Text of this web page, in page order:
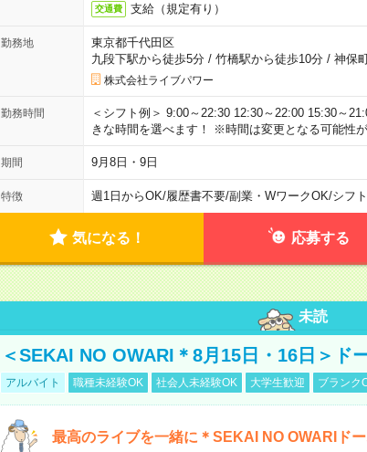
交通費 支給（規定有り）
勤務地
東京都千代田区
九段下駅から徒歩5分/ 竹橋駅から徒歩10分/ 神保
株式会社ライブパワー
勤務時間
＜シフト例＞ 9:00～22:30 12:30～22:00 15:30～
きな時間を選べます！ ※時間は変更となる可能性
期間 9月8日・9日
特徴 週1日からOK/履歴書不要/副業・WワークOK/シフ
気になる！ 応募する
未読
＜SEKAI NO OWARI＊8月15日・16日＞ド
アルバイト 職種未経験OK 社会人未経験OK 大学生歓迎 ブランク
最高のライブを一緒に＊SEKAI NO OWARIド